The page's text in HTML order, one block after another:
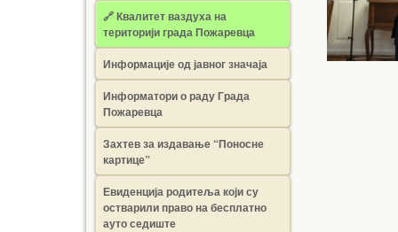
🔗 Квалитет ваздуха на
територији града Пожаревца
Информације од јавног значаја
Информатори о раду Града
Пожаревца
Захтев за издавање “Поносне
картице”
Евиденција родитеља који су
остварили право на бесплатно
ауто седиште